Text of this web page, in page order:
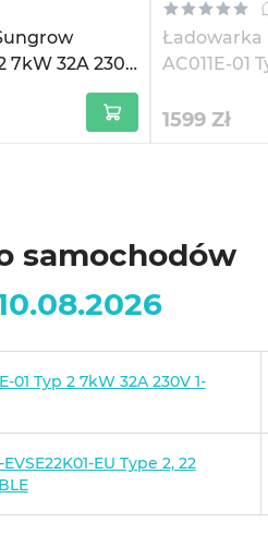
7kW 32A 230V
Ładowarka
AC011E-01
1599 Zł
samochodów
Typ 2 7kW 32A 230V 1-
EU Type 2, 22